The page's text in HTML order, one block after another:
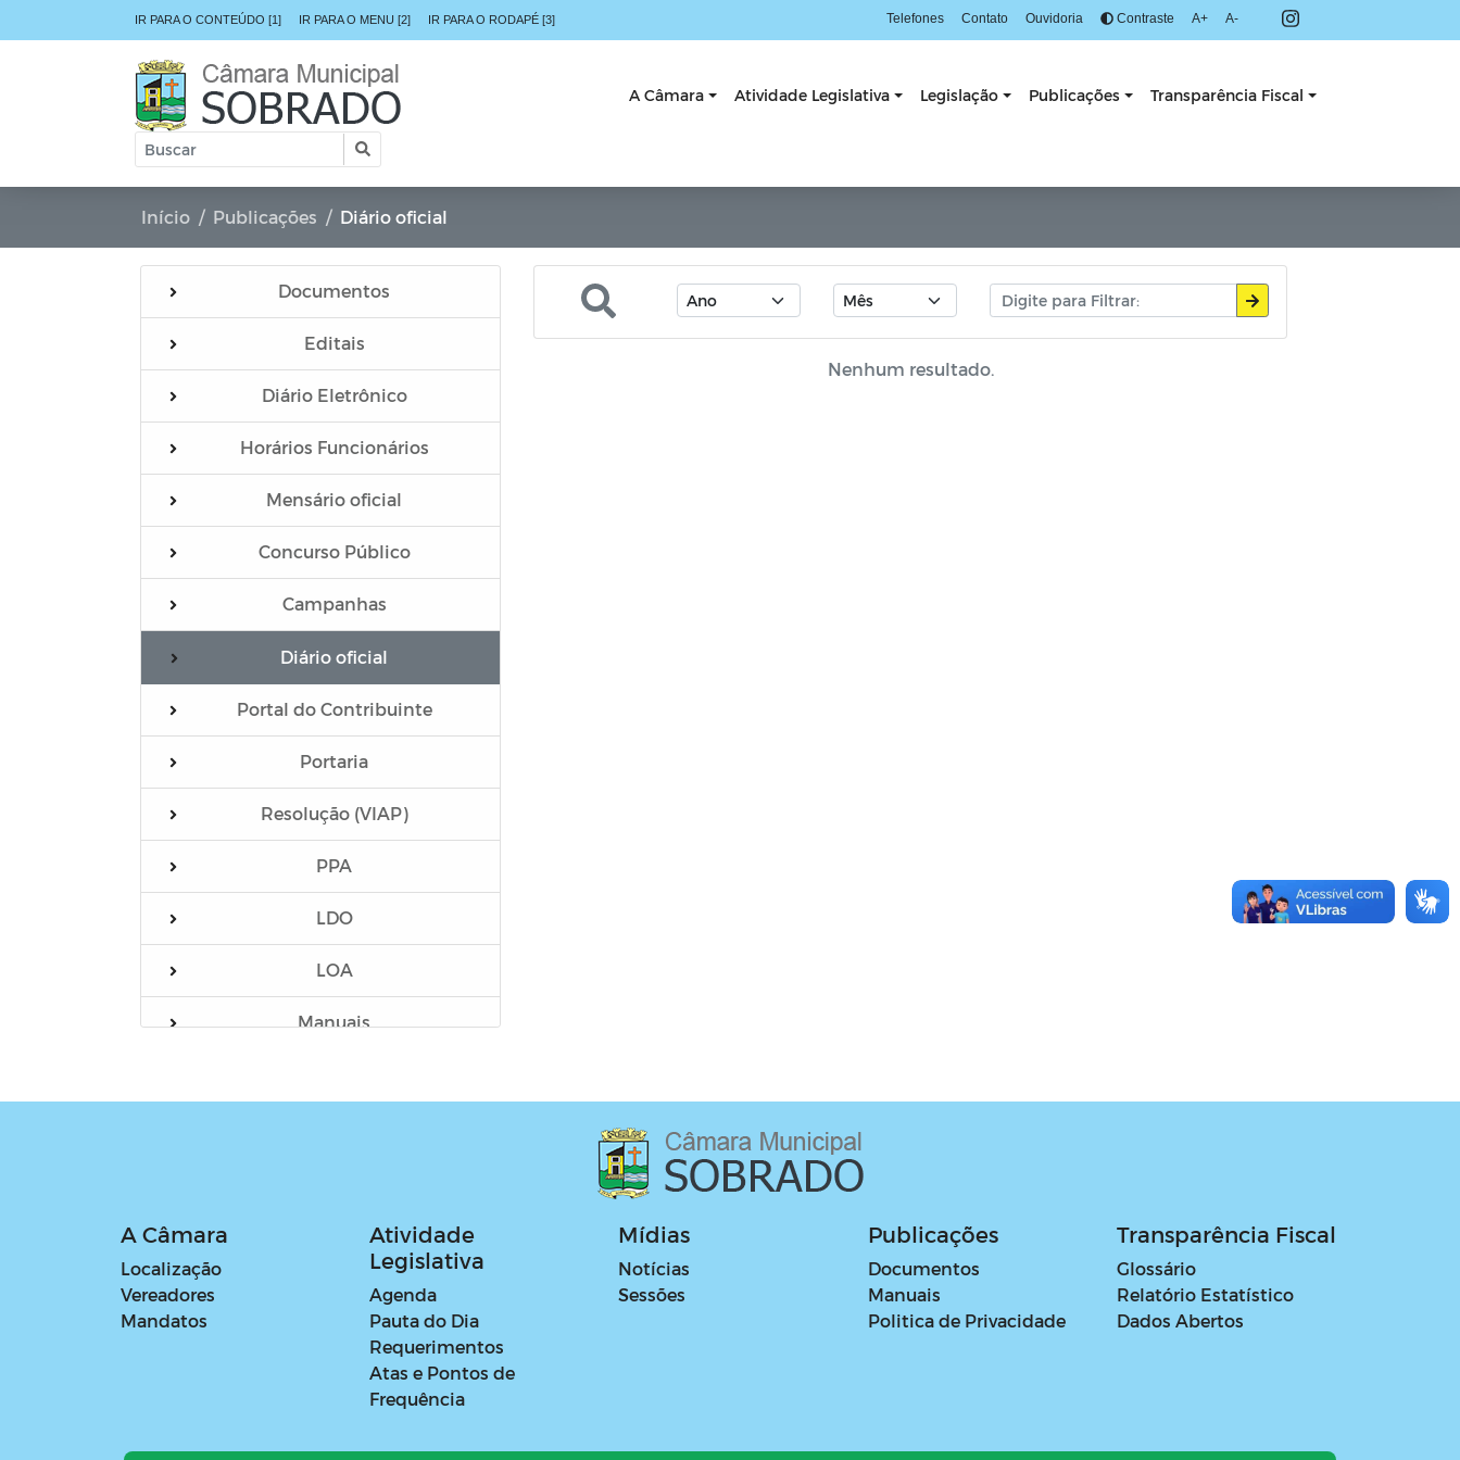
IR PARA O CONTEÚDO [1] IR PARA O MENU [2] IR PARA O RODAPÉ [3] Telefones Contato Ouvidoria Contraste A+ A-
A Câmara Atividade Legislativa Legislação Publicações Transparência Fiscal
Início Publicações Diário oficial
Documentos
Editais
Diário Eletrônico
Horários Funcionários
Mensário oficial
Concurso Público
Campanhas
Diário oficial
Portal do Contribuinte
Portaria
Resolução (VIAP)
PPA
LDO
LOA
Manuais
Nenhum resultado.
A Câmara
Localização
Vereadores
Mandatos
Atividade
Legislativa
Agenda
Pauta do Dia
Requerimentos
Atas e Pontos de
Frequência
Mídias
Notícias
Sessões
Publicações
Documentos
Manuais
Politica de Privacidade
Transparência Fiscal
Glossário
Relatório Estatístico
Dados Abertos